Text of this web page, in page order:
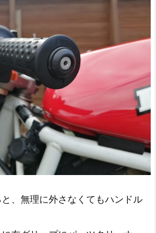
、無理に外さなくてもハンドル